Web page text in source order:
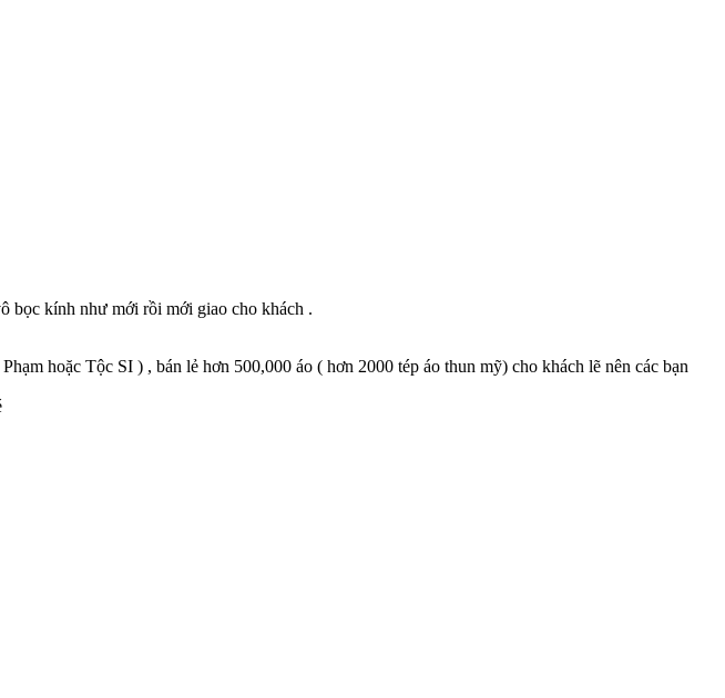
bọc kính như mới rồi mới giao cho khách .
hoặc Tộc SI ) , bán lẻ hơn 500,000 áo ( hơn 2000 tép áo thun mỹ) cho khách lẽ nên các bạn